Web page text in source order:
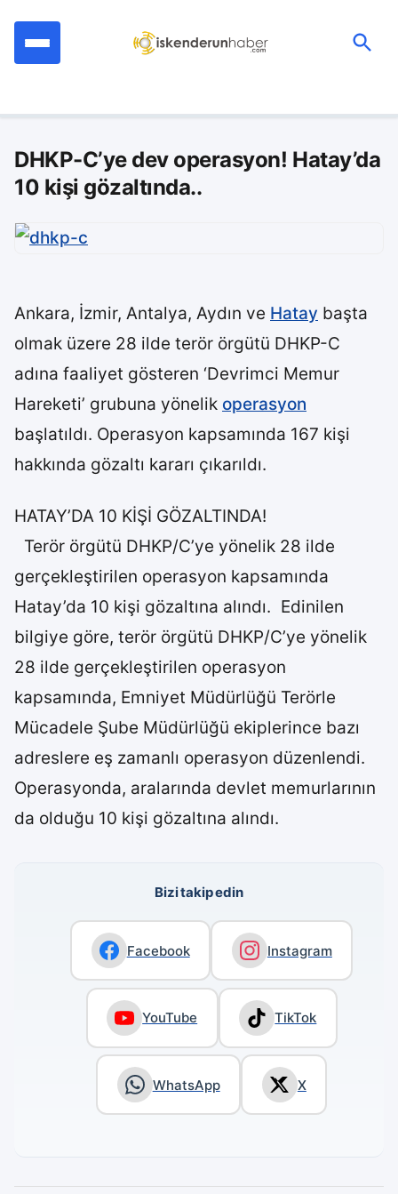
DHKP-C’ye dev operasyon! Hatay’da
10 kişi gözaltında..
Ankara, İzmir, Antalya, Aydın ve Hatay başta
olmak üzere 28 ilde terör örgütü DHKP-C
adına faaliyet gösteren ‘Devrimci Memur
Hareketi’ grubuna yönelik operasyon
başlatıldı. Operasyon kapsamında 167 kişi
hakkında gözaltı kararı çıkarıldı.
HATAY’DA 10 KİŞİ GÖZALTINDA!
Terör örgütü DHKP/C’ye yönelik 28 ilde
gerçekleştirilen operasyon kapsamında
Hatay’da 10 kişi gözaltına alındı. Edinilen
bilgiye göre, terör örgütü DHKP/C’ye yönelik
28 ilde gerçekleştirilen operasyon
kapsamında, Emniyet Müdürlüğü Terörle
Mücadele Şube Müdürlüğü ekiplerince bazı
adreslere eş zamanlı operasyon düzenlendi.
Operasyonda, aralarında devlet memurlarının
da olduğu 10 kişi gözaltına alındı.
Bizi takip edin
Facebook Instagram
YouTube TikTok
WhatsApp X